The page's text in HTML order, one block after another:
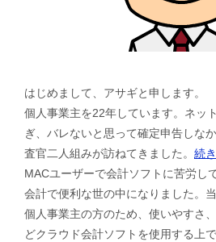
はじめまして、アサギと申します。
個人事業主を22年しています。ネッ
ぎ、バレないと思って確定申告しな
査官二人組みが訪ねてきました。 続
MACユーザーで会計ソフトに苦労し
会計で便利な世の中になりました。
個人事業主の方のため、使いやすさ
どクラウド会計ソフトを使用する上